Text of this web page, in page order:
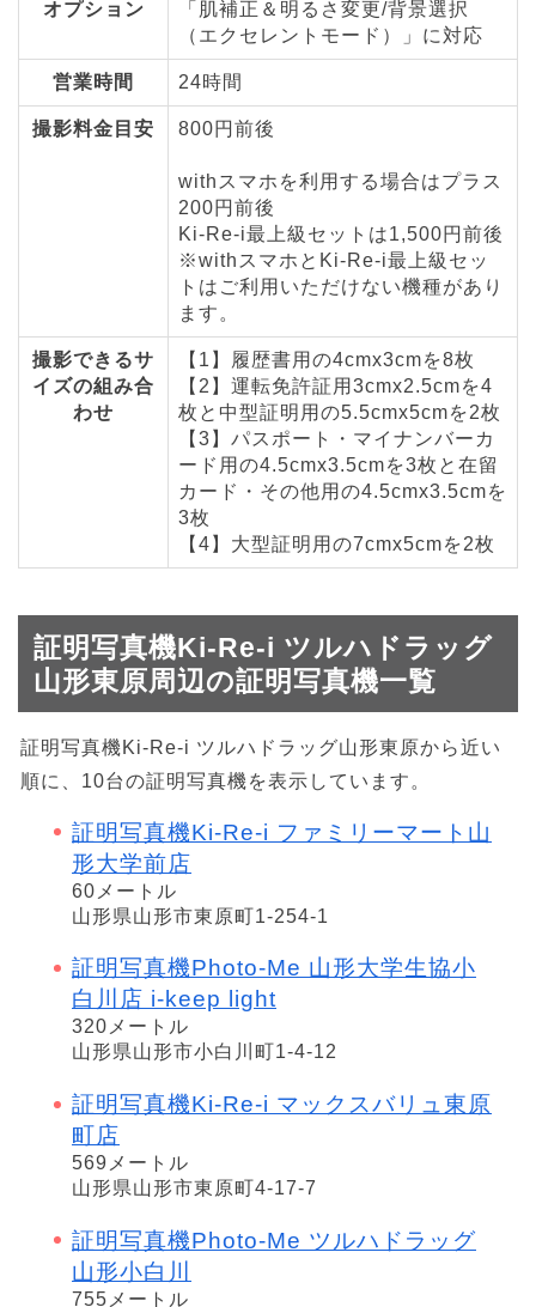
オプション
「肌補正＆明るさ変更/背景選択
（エクセレントモード）」に対応
営業時間 24時間
撮影料金目安 800円前後
withスマホを利用する場合はプラス
200円前後
Ki-Re-i最上級セットは1,500円前後
※withスマホとKi-Re-i最上級セッ
トはご利用いただけない機種があり
ます。
撮影できるサ
イズの組み合
わせ
【1】履歴書用の4cmx3cmを8枚
【2】運転免許証用3cmx2.5cmを4
枚と中型証明用の5.5cmx5cmを2枚
【3】パスポート・マイナンバーカ
ード用の4.5cmx3.5cmを3枚と在留
カード・その他用の4.5cmx3.5cmを
3枚
【4】大型証明用の7cmx5cmを2枚
証明写真機Ki-Re-i ツルハドラッグ
山形東原周辺の証明写真機一覧
証明写真機Ki-Re-i ツルハドラッグ山形東原から近い
順に、10台の証明写真機を表示しています。
証明写真機Ki-Re-i ファミリーマート山
形大学前店
60メートル
山形県山形市東原町1-254-1
証明写真機Photo-Me 山形大学生協小
白川店 i-keep light
320メートル
山形県山形市小白川町1-4-12
証明写真機Ki-Re-i マックスバリュ東原
町店
569メートル
山形県山形市東原町4-17-7
証明写真機Photo-Me ツルハドラッグ
山形小白川
755メートル